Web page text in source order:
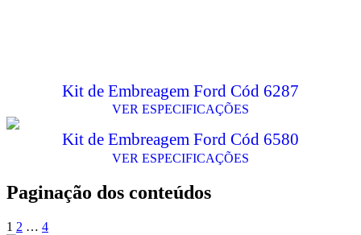
Kit de Embreagem Ford Cód 6287
VER ESPECIFICAÇÕES
Kit de Embreagem Ford Cód 6580
VER ESPECIFICAÇÕES
Paginação dos conteúdos
1 2 … 4